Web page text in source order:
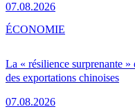
07.08.2026
La « résilience surprenante
des exportations chinoises
07.08.2026
ÉCONOMIE